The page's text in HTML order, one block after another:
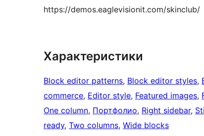
https://demos.eaglevisionit.com/skinclub/
Характеристики
Block editor patterns, Block editor styles,
commerce, Editor style, Featured images,
One column, Портфолио, Right sidebar,
ready, Two columns, Wide blocks